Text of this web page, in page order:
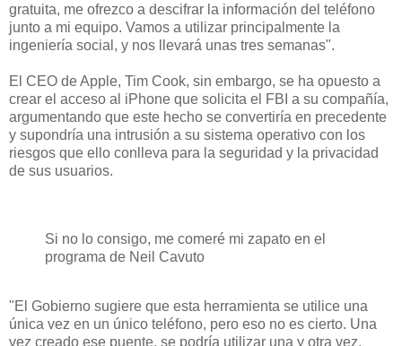
gratuita, me ofrezco a descifrar la información del teléfono
junto a mi equipo. Vamos a utilizar principalmente la
ingeniería social, y nos llevará unas tres semanas".
El CEO de Apple, Tim Cook, sin embargo, se ha opuesto a
crear el acceso al iPhone que solicita el FBI a su compañía,
argumentando que este hecho se convertiría en precedente
y supondría una intrusión a su sistema operativo con los
riesgos que ello conlleva para la seguridad y la privacidad
de sus usuarios.
Si no lo consigo, me comeré mi zapato en el
programa de Neil Cavuto
"El Gobierno sugiere que esta herramienta se utilice una
única vez en un único teléfono, pero eso no es cierto. Una
vez creado ese puente, se podría utilizar una y otra vez.